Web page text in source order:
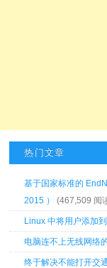
热门文章
基于国家标准的
2015 ）
(467,509 阅
Linux 中将用户添加
电脑连不上无线网络
终于解决不能打开交